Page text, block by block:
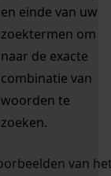
en einde van uw
zoektermen om
naar de exacte
combinatie van
woorden te
zoeken.
van